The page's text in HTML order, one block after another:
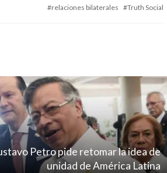
relaciones bilaterales
Truth Social
Petro pide retomar la idea de
unidad de América Latina